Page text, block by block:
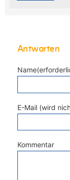
Antworten
E-Mail (wird
Kommentar